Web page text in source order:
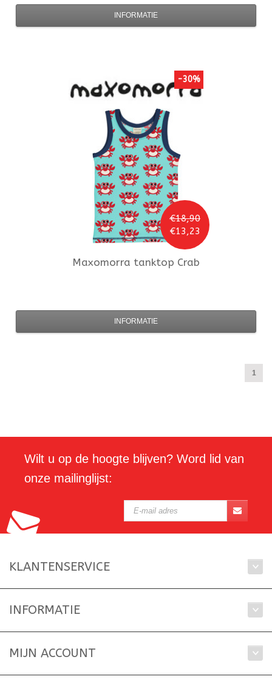
INFORMATIE
€18,90
€13,23
-30%
Maxomorra tanktop Crab
INFORMATIE
1
Wilt u op de hoogte blijven? Word lid van
onze mailinglijst:
KLANTENSERVICE
INFORMATIE
MIJN ACCOUNT